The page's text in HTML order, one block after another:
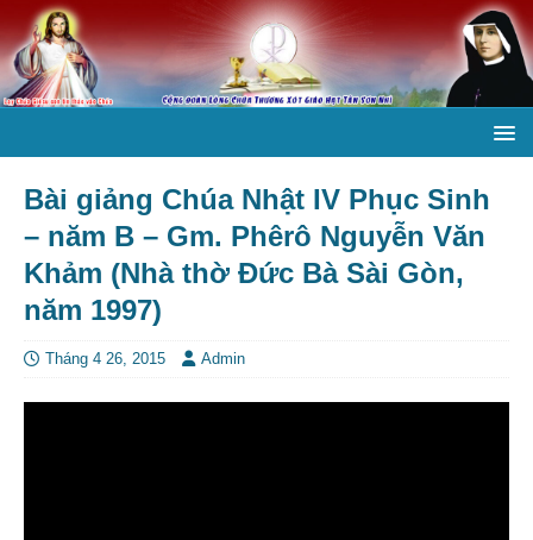
Bài giảng Chúa Nhật IV Phục Sinh
– năm B – Gm. Phêrô Nguyễn Văn
Khảm (Nhà thờ Đức Bà Sài Gòn,
năm 1997)
Tháng 4 26, 2015 Admin